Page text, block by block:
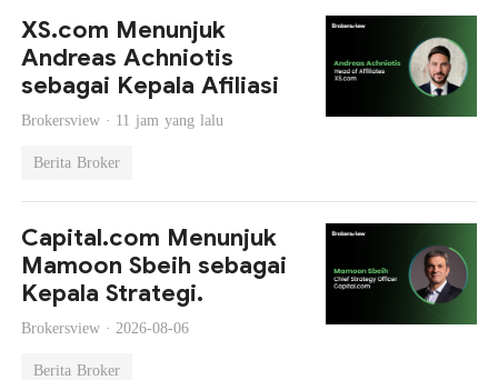
XS.com Menunjuk
Andreas Achniotis
sebagai Kepala Afiliasi
Brokersview · 11 jam yang lalu
Berita Broker
Capital.com Menunjuk
Mamoon Sbeih sebagai
Kepala Strategi.
Brokersview · 2026-08-06
Berita Broker